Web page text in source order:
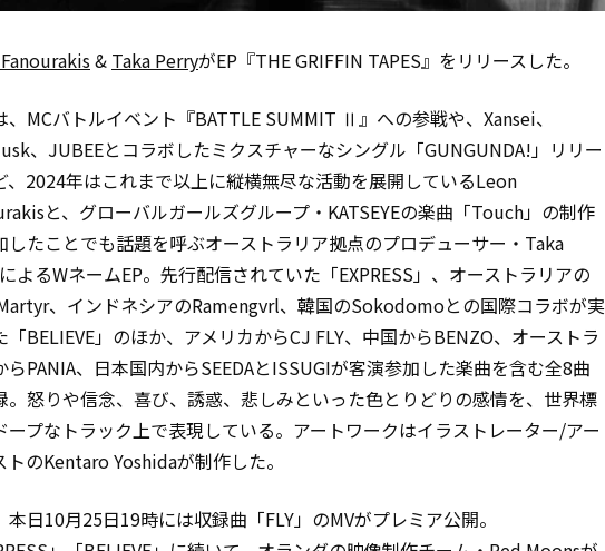
& Taka PerryがEP『THE GRIFFIN TAPES』をリリースした。
、MCバトルイベント『BATTLE SUMMIT Ⅱ』への参戦や、Xansei、
、JUBEEとコラボしたミクスチャーなシングル「GUNGUNDA!」リリー
、2024年はこれまで以上に縦横無尽な活動を展開しているLeon
と、グローバルガールズグループ・KATSEYEの楽曲「Touch」の制作
したことでも話題を呼ぶオーストラリア拠点のプロデューサー・Taka
よるWネームEP。先行配信されていた「EXPRESS」、オーストラリアの
、インドネシアのRamengvrl、韓国のSokodomoとの国際コラボが実
「BELIEVE」のほか、アメリカからCJ FLY、中国からBENZO、オーストラ
らPANIA、日本国内からSEEDAとISSUGIが客演参加した楽曲を含む全8曲
。怒りや信念、喜び、誘惑、悲しみといった色とりどりの感情を、世界標
ープなトラック上で表現している。アートワークはイラストレーター/アー
トのKentaro Yoshidaが制作した。
本日10月25日19時には収録曲「FLY」のMVがプレミア公開。